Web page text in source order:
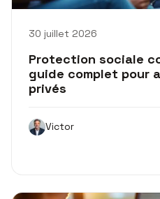
30 juillet 2026
Protection sociale
guide complet pour
privés
Victor